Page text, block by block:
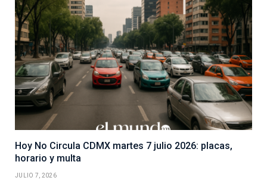
Hoy No Circula CDMX martes 7 julio 2026: placas,
horario y multa
JULIO 7, 2026